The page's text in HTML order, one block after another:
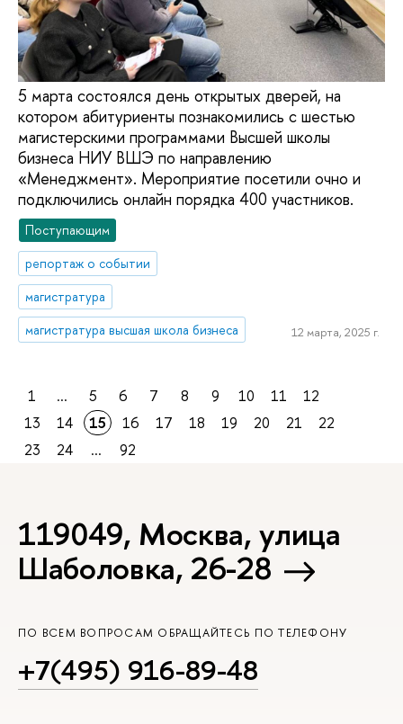
5 марта состоялся день открытых дверей, на
котором абитуриенты познакомились с шестью
магистерскими программами Высшей школы
бизнеса НИУ ВШЭ по направлению
«Менеджмент». Мероприятие посетили очно и
подключились онлайн порядка 400 участников.
Поступающим
репортаж о событии
магистратура
магистратура высшая школа бизнеса
12 марта, 2025 г.
1 ... 5 6 7 8 9 10 11
12
13
14 15 16 17 18 19 20 21
22
23
24 ... 92
119049, Москва, улица
Шаболовка, 26-28
ПО ВСЕМ ВОПРОСАМ ОБРАЩАЙТЕСЬ ПО ТЕЛЕФОНУ
+7(495) 916-89-48